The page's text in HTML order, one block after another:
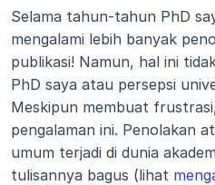
Selama tahun-tahun PhD
mengalami lebih banyak
publikasi! Namun, hal ini
PhD saya atau persepsi
Meskipun membuat
pengalaman ini. Penolakan
umum terjadi di dunia
tulisannya bagus (lihat